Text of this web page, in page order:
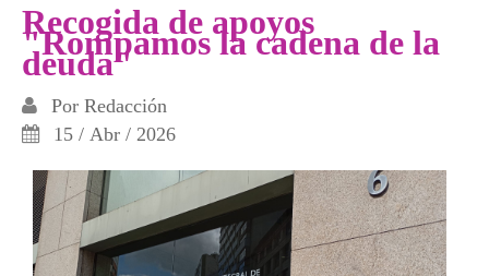
Recogida de apoyos
"Rompamos la cadena de la
deuda"
Por Redacción
15 / Abr / 2026